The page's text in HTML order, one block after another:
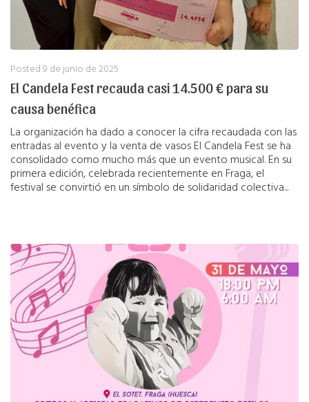
Posted9 de junio de 2025
El Candela Fest recauda casi 14.500 € para su
causa benéfica
La organización ha dado a conocer la cifra recaudada con las
entradas al evento y la venta de vasos El Candela Fest se ha
consolidado como mucho más que un evento musical. En su
primera edición, celebrada recientemente en Fraga, el
festival se convirtió en un símbolo de solidaridad colectiva...